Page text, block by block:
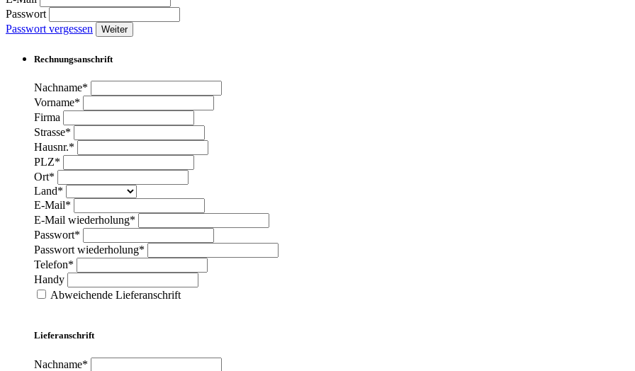
Passwort
Passwort vergessen
Weiter
Rechnungsanschrift
Nachname*
Vorname*
Firma
Strasse*
Hausnr.*
PLZ*
Ort*
Land*
E-Mail*
E-Mail wiederholung*
Passwort*
Passwort wiederholung*
Telefon*
Handy
Abweichende Lieferanschrift
Lieferanschrift
Nachname*